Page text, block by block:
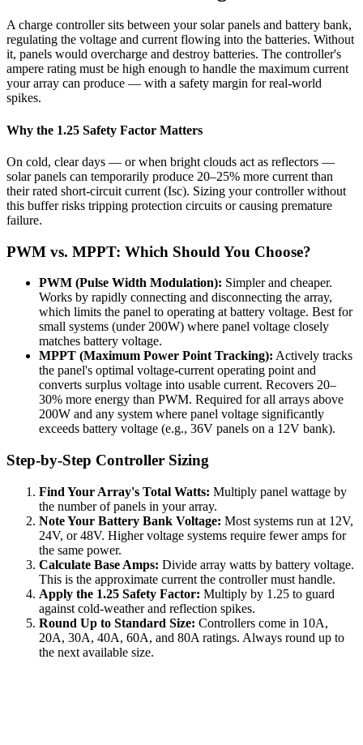
A charge controller sits between your solar panels and battery bank,
regulating the voltage and current flowing into the batteries. Without
it, panels would overcharge and destroy batteries. The controller's
ampere rating must be high enough to handle the maximum current
your array can produce — with a safety margin for real-world
spikes.
Why the 1.25 Safety Factor Matters
On cold, clear days — or when bright clouds act as reflectors —
solar panels can temporarily produce 20–25% more current than
their rated short-circuit current (Isc). Sizing your controller without
this buffer risks tripping protection circuits or causing premature
failure.
PWM vs. MPPT: Which Should You Choose?
PWM (Pulse Width Modulation): Simpler and cheaper.
Works by rapidly connecting and disconnecting the array,
which limits the panel to operating at battery voltage. Best for
small systems (under 200W) where panel voltage closely
matches battery voltage.
MPPT (Maximum Power Point Tracking): Actively tracks
the panel's optimal voltage-current operating point and
converts surplus voltage into usable current. Recovers 20–
30% more energy than PWM. Required for all arrays above
200W and any system where panel voltage significantly
exceeds battery voltage (e.g., 36V panels on a 12V bank).
Step-by-Step Controller Sizing
Find Your Array's Total Watts: Multiply panel wattage by
the number of panels in your array.
Note Your Battery Bank Voltage: Most systems run at 12V,
24V, or 48V. Higher voltage systems require fewer amps for
the same power.
Calculate Base Amps: Divide array watts by battery voltage.
This is the approximate current the controller must handle.
Apply the 1.25 Safety Factor: Multiply by 1.25 to guard
against cold-weather and reflection spikes.
Round Up to Standard Size: Controllers come in 10A,
20A, 30A, 40A, 60A, and 80A ratings. Always round up to
the next available size.